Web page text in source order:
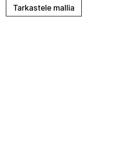
Tarkastele mallia